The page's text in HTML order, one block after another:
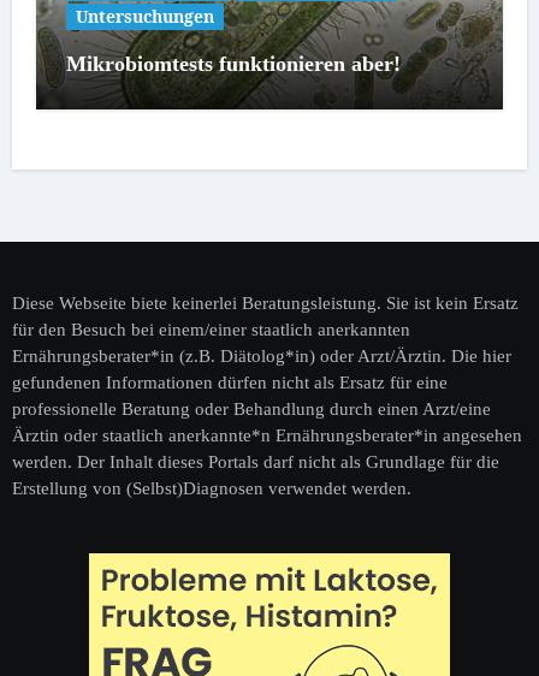
Untersuchungen
Mikrobiomtests funktionieren aber!
Diese Webseite biete keinerlei Beratungsleistung. Sie ist kein Ersatz
für den Besuch bei einem/einer staatlich anerkannten
Ernährungsberater*in (z.B. Diätolog*in) oder Arzt/Ärztin. Die hier
gefundenen Informationen dürfen nicht als Ersatz für eine
professionelle Beratung oder Behandlung durch einen Arzt/eine
Ärztin oder staatlich anerkannte*n Ernährungsberater*in angesehen
werden. Der Inhalt dieses Portals darf nicht als Grundlage für die
Erstellung von (Selbst)Diagnosen verwendet werden.